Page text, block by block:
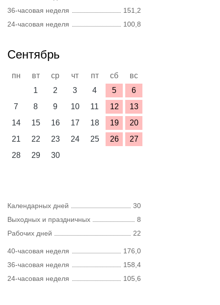
36-часовая неделя
151,2
24-часовая неделя
100,8
Сентябрь
пн вт ср чт пт сб
вс
1
2 3 4 5
6
7
8 9 10 11 12
13
14
15 16 17 18 19
20
21
22 23 24 25 26
27
28
29 30
Календарных дней
30
Выходных и праздничных
8
Рабочих дней
22
40-часовая неделя
176,0
36-часовая неделя
158,4
24-часовая неделя
105,6